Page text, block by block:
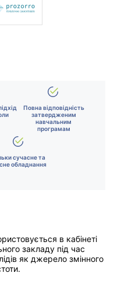
Повна відповідність
затвердженим
навчальним
програмам
сучасне та
обладнання
в кабінеті
закладу під час
як джерело змінного